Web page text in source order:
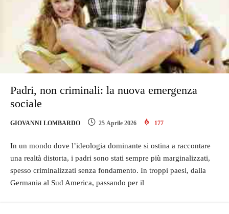
Padri, non criminali: la nuova emergenza
sociale
GIOVANNI LOMBARDO 25 Aprile 2026 177
In un mondo dove l’ideologia dominante si ostina a raccontare
una realtà distorta, i padri sono stati sempre più marginalizzati,
spesso criminalizzati senza fondamento. In troppi paesi, dalla
Germania al Sud America, passando per il